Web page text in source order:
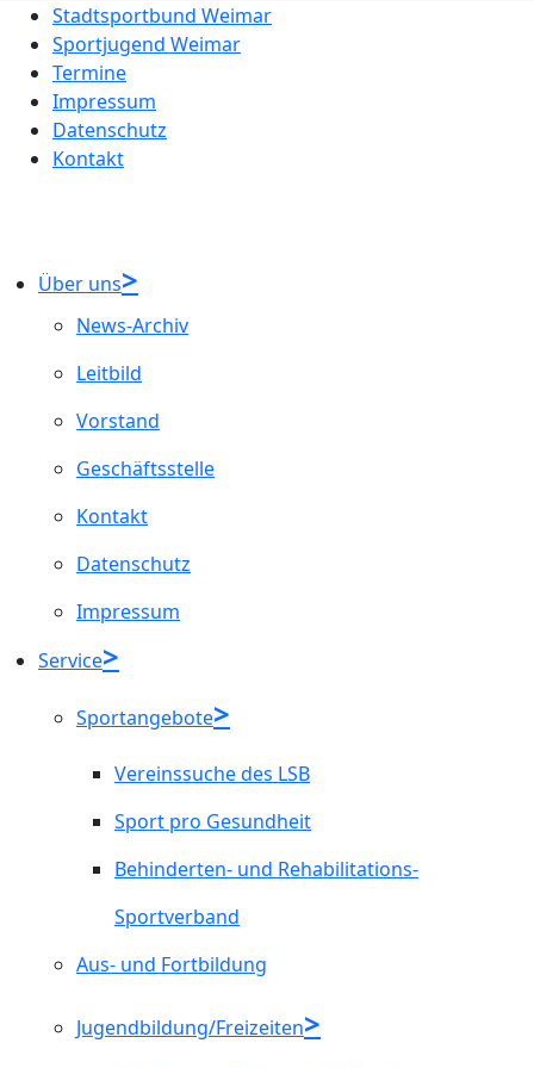
Stadtsportbund Weimar
Sportjugend Weimar
Termine
Impressum
Datenschutz
Kontakt
Über uns
News-Archiv
Leitbild
Vorstand
Geschäftsstelle
Kontakt
Datenschutz
Impressum
Service
Sportangebote
Vereinssuche des LSB
Sport pro Gesundheit
Behinderten- und Rehabilitations-
Sportverband
Aus- und Fortbildung
Jugendbildung/Freizeiten